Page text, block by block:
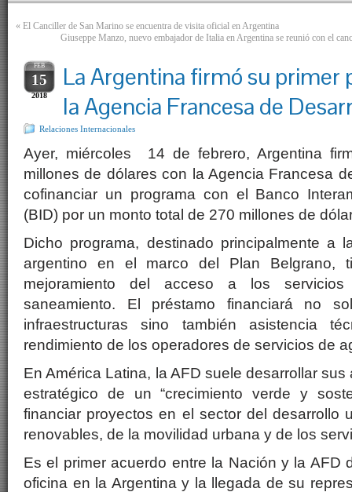
« El Canciller de San Marino se encuentra de visita oficial en Argentina
Giuseppe Manzo, nuevo embajador de Italia en Argentina se reunió con el
FEB
15
2018
La Argentina firmó su primer
la Agencia Francesa de
Relaciones Internacionales
Ayer, miércoles 14 de febrero, Argentina
millones de dólares con la Agencia Francesa
cofinanciar un programa con el Banco
(BID) por un monto total de 270 millones de
Dicho programa, destinado principalmente a
argentino en el marco del Plan Belgrano,
mejoramiento del acceso a los
saneamiento. El préstamo financiará no
infraestructuras sino también asistencia
rendimiento de los operadores de servicios de
En América Latina, la AFD suele desarrollar
estratégico de un “crecimiento verde y
financiar proyectos en el sector del desarrollo
renovables, de la movilidad urbana y de los
Es el primer acuerdo entre la Nación y la AFD
oficina en la Argentina y la llegada de su